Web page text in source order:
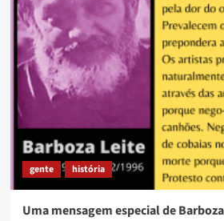
anos
enterro
de
Joãozinho
da
Gomeia
gente história
Uma mensagem especial de